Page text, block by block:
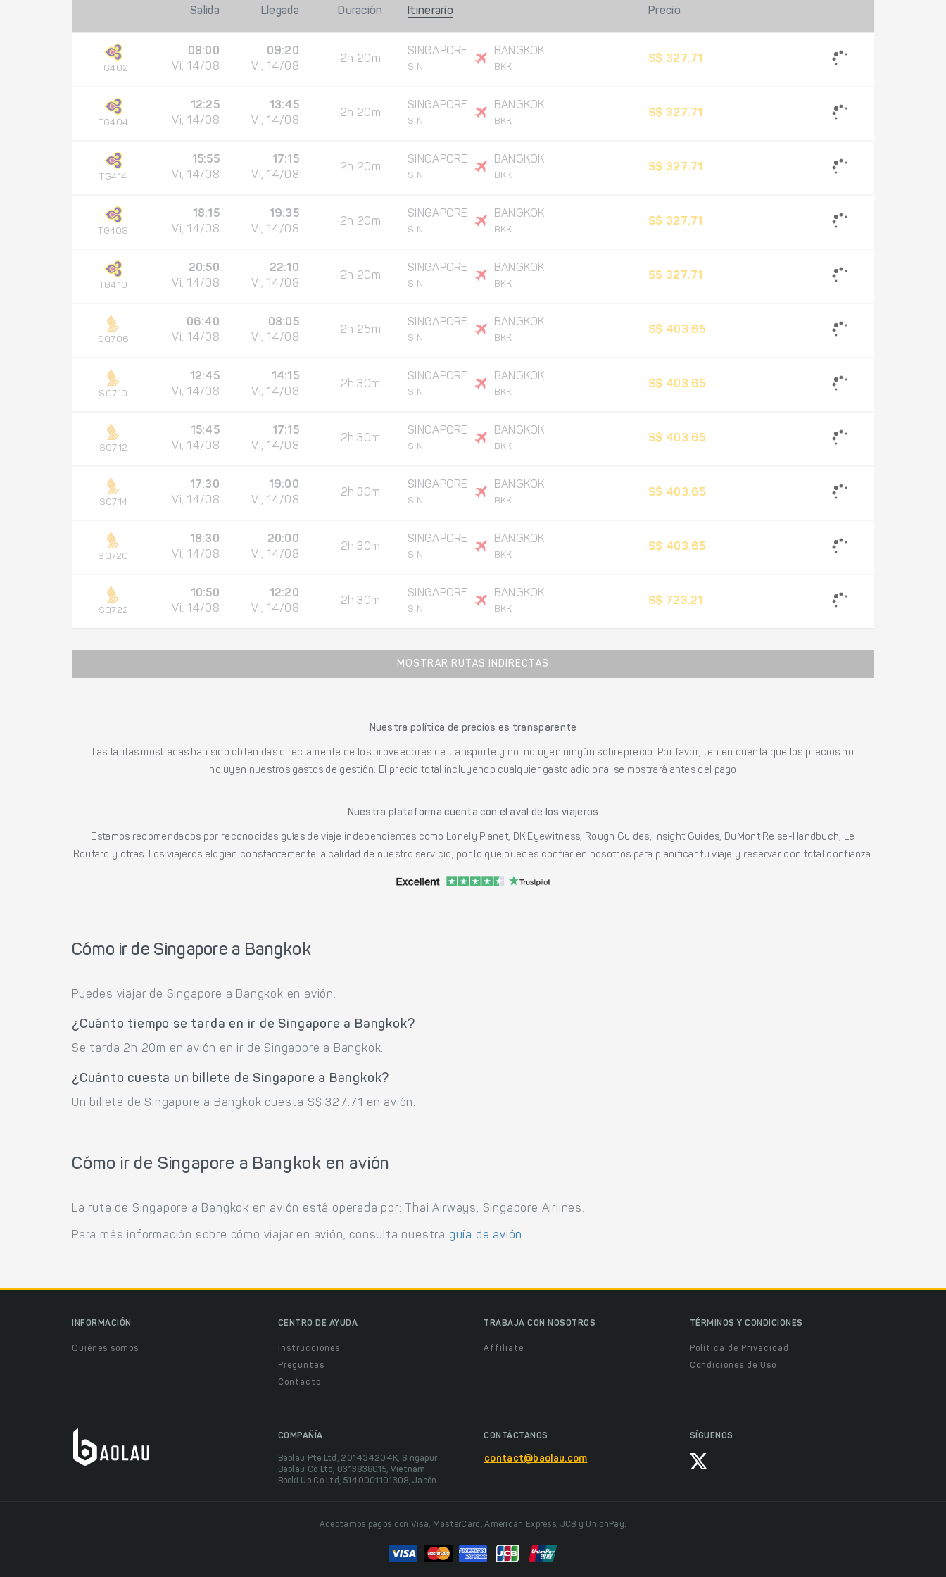
Salida Llegada Duración Itinerario Precio
TG402
08:00
Vi, 14/08
09:20
Vi, 14/08
2h 20m
SINGAPORE
SIN
BANGKOK
BKK
S$ 327.71
TG404
12:25
Vi, 14/08
13:45
Vi, 14/08
2h 20m
SINGAPORE
SIN
BANGKOK
BKK
S$ 327.71
TG414
15:55
Vi, 14/08
17:15
Vi, 14/08
2h 20m
SINGAPORE
SIN
BANGKOK
BKK
S$ 327.71
TG408
18:15
Vi, 14/08
19:35
Vi, 14/08
2h 20m
SINGAPORE
SIN
BANGKOK
BKK
S$ 327.71
TG410
20:50
Vi, 14/08
22:10
Vi, 14/08
2h 20m
SINGAPORE
SIN
BANGKOK
BKK
S$ 327.71
SQ706
06:40
Vi, 14/08
08:05
Vi, 14/08
2h 25m
SINGAPORE
SIN
BANGKOK
BKK
S$ 403.65
SQ710
12:45
Vi, 14/08
14:15
Vi, 14/08
2h 30m
SINGAPORE
SIN
BANGKOK
BKK
S$ 403.65
SQ712
15:45
Vi, 14/08
17:15
Vi, 14/08
2h 30m
SINGAPORE
SIN
BANGKOK
BKK
S$ 403.65
SQ714
17:30
Vi, 14/08
19:00
Vi, 14/08
2h 30m
SINGAPORE
SIN
BANGKOK
BKK
S$ 403.65
SQ720
18:30
Vi, 14/08
20:00
Vi, 14/08
2h 30m
SINGAPORE
SIN
BANGKOK
BKK
S$ 403.65
SQ722
10:50
Vi, 14/08
12:20
Vi, 14/08
2h 30m
SINGAPORE
SIN
BANGKOK
BKK
S$ 723.21
MOSTRAR RUTAS INDIRECTAS
Nuestra política de precios es transparente
Las tarifas mostradas han sido obtenidas directamente de los proveedores de transporte y no incluyen ningún sobreprecio. Por favor, ten en cuenta que los precios no
incluyen nuestros gastos de gestión. El precio total incluyendo cualquier gasto adicional se mostrará antes del pago.
Nuestra plataforma cuenta con el aval de los viajeros
Estamos recomendados por reconocidas guías de viaje independientes como Lonely Planet, DK Eyewitness, Rough Guides, Insight Guides, DuMont Reise-Handbuch, Le
Routard y otras. Los viajeros elogian constantemente la calidad de nuestro servicio, por lo que puedes confiar en nosotros para planificar tu viaje y reservar con total confianza.
Cómo ir de Singapore a Bangkok
Puedes viajar de Singapore a Bangkok en avión.
¿Cuánto tiempo se tarda en ir de Singapore a Bangkok?
Se tarda 2h 20m en avión en ir de Singapore a Bangkok.
¿Cuánto cuesta un billete de Singapore a Bangkok?
Un billete de Singapore a Bangkok cuesta S$ 327.71 en avión.
Cómo ir de Singapore a Bangkok en avión
La ruta de Singapore a Bangkok en avión está operada por: Thai Airways, Singapore Airlines.
Para más información sobre cómo viajar en avión, consulta nuestra guía de avión.
INFORMACIÓN
Quiénes somos
CENTRO DE AYUDA
Instrucciones
Preguntas
Contacto
TRABAJA CON NOSOTROS
Affiliate
TÉRMINOS Y CONDICIONES
Política de Privacidad
Condiciones de Uso
COMPAÑÍA
Baolau Pte Ltd, 201434204K, Singapur
Baolau Co Ltd, 0313838015, Vietnam
Boeki Up Co Ltd, 5140001101308, Japón
CONTÁCTANOS
contact@baolau.com
SÍGUENOS
Aceptamos pagos con Visa, MasterCard, American Express, JCB y UnionPay.